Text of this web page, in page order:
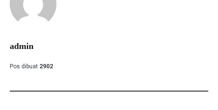
admin
Pos dibuat 2902